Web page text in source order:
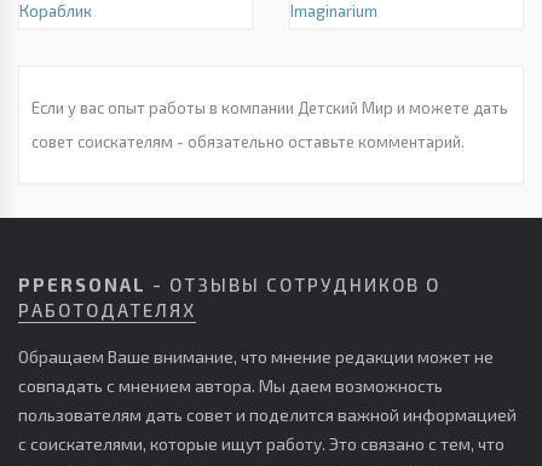
Кораблик
Imaginarium
Если у вас опыт работы в компании Детский Мир и можете дать
совет соискателям - обязательно оставьте комментарий.
PPERSONAL - ОТЗЫВЫ СОТРУДНИКОВ О
РАБОТОДАТЕЛЯХ
Обращаем Ваше внимание, что мнение редакции может не
совпадать с мнением автора. Мы даем возможность
пользователям дать совет и поделится важной информацией
с соискателями, которые ищут работу. Это связано с тем, что